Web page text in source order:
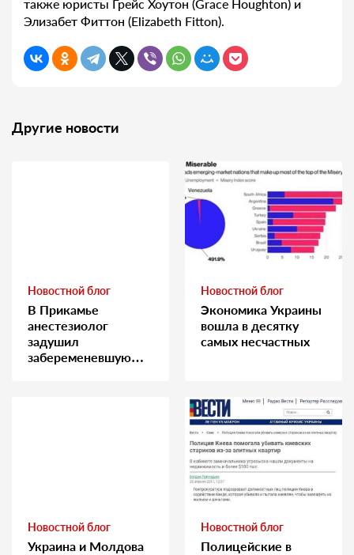
также юристы Грейс Хоутон (Grace Houghton) и
Элизабет Фиттон (Elizabeth Fitton).
Другие новости
Новостной блог
В Прикамье
анестезиолог
задушил
забеременевшую
Новостной блог
Экономика Украины
вошла в десятку
самых несчастных
Новостной блог
Украина и Молдова
Новостной блог
Полицейские в